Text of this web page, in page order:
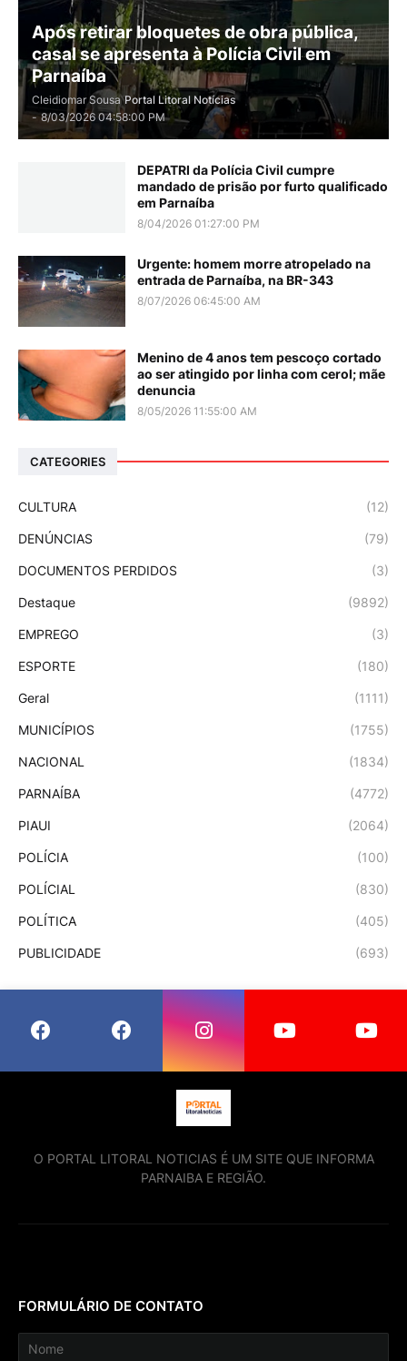
Após retirar bloquetes de obra pública,
casal se apresenta à Polícia Civil em
Parnaíba
Cleidiomar Sousa Portal Litoral Notícias
- 8/03/2026 04:58:00 PM
DEPATRI da Polícia Civil cumpre
mandado de prisão por furto qualificado
em Parnaíba
8/04/2026 01:27:00 PM
Urgente: homem morre atropelado na
entrada de Parnaíba, na BR-343
8/07/2026 06:45:00 AM
Menino de 4 anos tem pescoço cortado
ao ser atingido por linha com cerol; mãe
denuncia
8/05/2026 11:55:00 AM
CATEGORIES
CULTURA (12)
DENÚNCIAS (79)
DOCUMENTOS PERDIDOS (3)
Destaque (9892)
EMPREGO (3)
ESPORTE (180)
Geral (1111)
MUNICÍPIOS (1755)
NACIONAL (1834)
PARNAÍBA (4772)
PIAUI (2064)
POLÍCIA (100)
POLÍCIAL (830)
POLÍTICA (405)
PUBLICIDADE (693)
O PORTAL LITORAL NOTICIAS É UM SITE QUE INFORMA
PARNAIBA E REGIÃO.
FORMULÁRIO DE CONTATO